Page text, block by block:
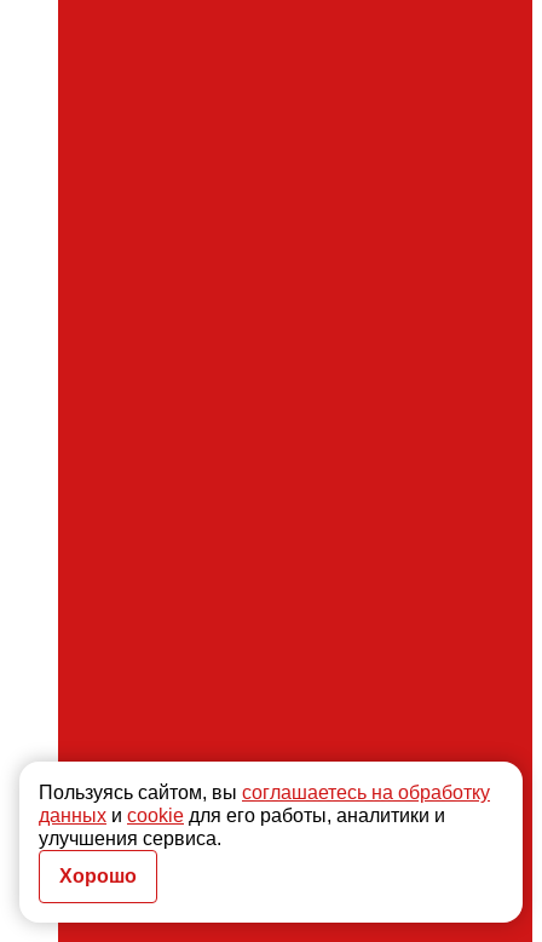
Пользуясь сайтом, вы соглашаетесь на обработку
данных и cookie для его работы, аналитики и
улучшения сервиса.
Хорошо